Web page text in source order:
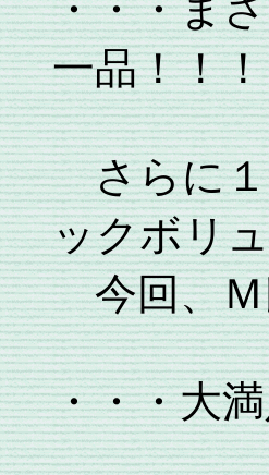
一品！！！
さらに１
ックボリ
今回、Ｍ
・・・大